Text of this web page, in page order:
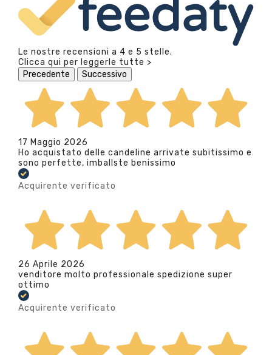
Le nostre recensioni a 4 e 5 stelle.
Clicca qui per leggerle tutte >
Precedente
Successivo
17 Maggio 2026
Ho acquistato delle candeline arrivate subitissimo e
sono perfette, imballste benissimo
Acquirente verificato
26 Aprile 2026
venditore molto professionale spedizione super
ottimo
Acquirente verificato